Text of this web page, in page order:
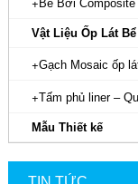
Bể Bơi Composite
Vật Liệu Ốp Lát
Gạch Mosaic ốp
Tấm phủ liner –
Mẫu Thiết kế